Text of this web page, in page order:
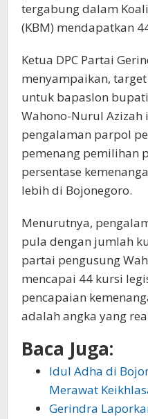
tergabung dalam
(KBM) mendapatkan
Ketua DPC Partai
menyampaikan,
untuk bapaslon
Wahono-Nurul
pengalaman parpol
pemenang pemilihan
persentase
lebih di Bojonegoro.
Menurutnya,
pula dengan jumlah
partai pengusung
mencapai 44 kursi
pencapaian
adalah angka yang
Baca Juga:
Idul Adha di
Merawat
Gerindra